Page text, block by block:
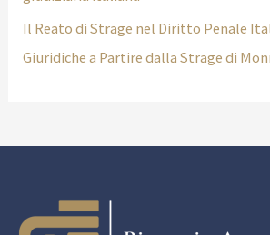
Il Reato di Strage nel Diritto Penale
Giuridiche a Partire dalla Strage di